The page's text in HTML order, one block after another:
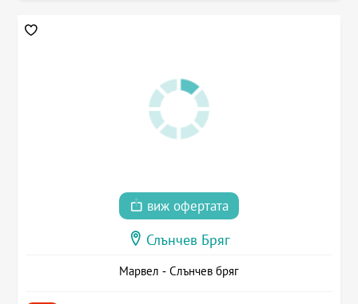
виж офертата
Слънчев Бряг
Марвел - Слънчев бряг